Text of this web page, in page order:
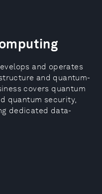
and operates
and quantum-
covers quantum
quantum security,
dedicated data-